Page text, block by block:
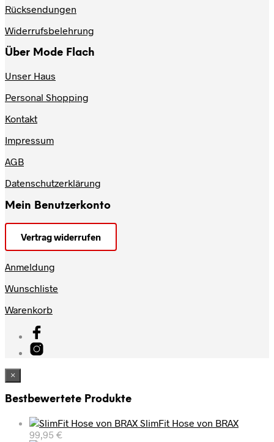
Rücksendungen
Widerrufsbelehrung
Über Mode Flach
Unser Haus
Personal Shopping
Kontakt
Impressum
AGB
Datenschutzerklärung
Mein Benutzerkonto
Vertrag widerrufen
Anmeldung
Wunschliste
Warenkorb
×
Bestbewertete Produkte
SlimFit Hose von BRAX
99,95 €